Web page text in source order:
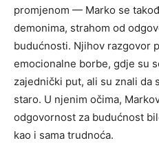
promjenom — Marko se
demonima, strahom od
budućnosti. Njihov razgovor
emocionalne borbe, gdje su
zajednički put, ali su znali da
staro. U njenim očima,
odgovornost za budućnost
kao i sama trudnoća.